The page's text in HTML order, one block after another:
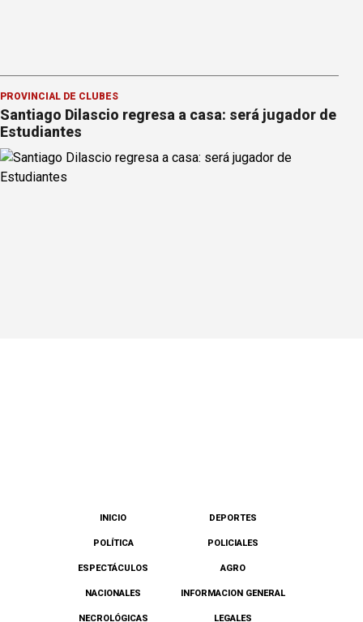
PROVINCIAL DE CLUBES
Santiago Dilascio regresa a casa: será jugador de
Estudiantes
INICIO DEPORTES
POLÍTICA POLICIALES
ESPECTÁCULOS AGRO
NACIONALES INFORMACION GENERAL
NECROLÓGICAS LEGALES